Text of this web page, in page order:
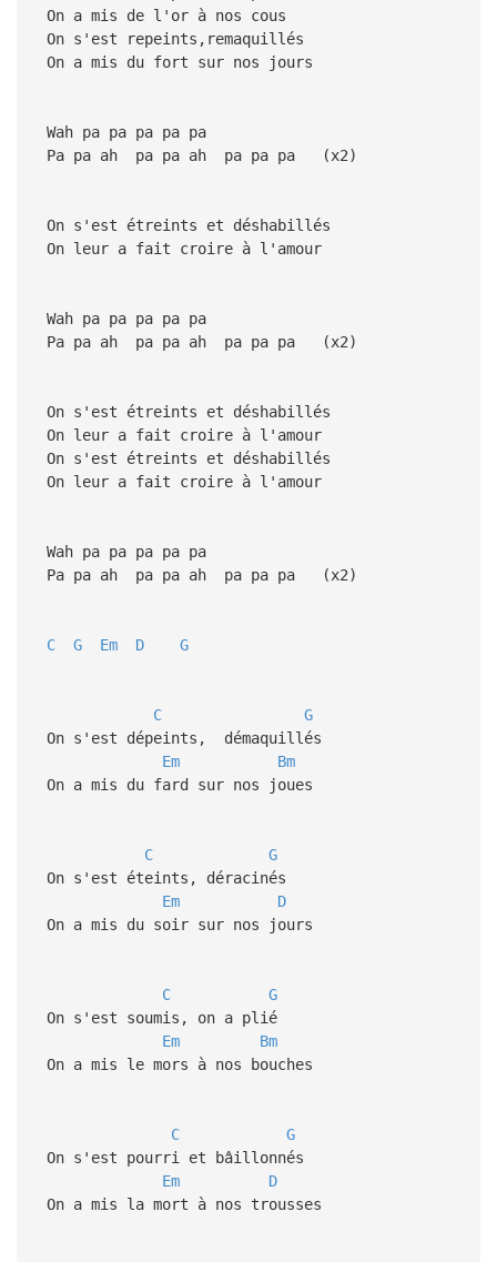
On a mis de l'or à nos cous
On s'est repeints,remaquillés
On a mis du fort sur nos jours
Wah pa pa pa pa pa
Pa pa ah pa pa ah pa pa pa (x2)
On s'est étreints et déshabillés
On leur a fait croire à l'amour
Wah pa pa pa pa pa
Pa pa ah pa pa ah pa pa pa (x2)
On s'est étreints et déshabillés
On leur a fait croire à l'amour
On s'est étreints et déshabillés
On leur a fait croire à l'amour
Wah pa pa pa pa pa
Pa pa ah pa pa ah pa pa pa (x2)
C G Em D G
C
G
On s'est dépeints, démaquillés
Em
Bm
On a mis du fard sur nos joues
C
G
On s'est éteints, déracinés
Em
D
On a mis du soir sur nos jours
C
G
On s'est soumis, on a plié
Em
Bm
On a mis le mors à nos bouches
C
G
On s'est pourri et bâillonnés
Em
D
On a mis la mort à nos trousses